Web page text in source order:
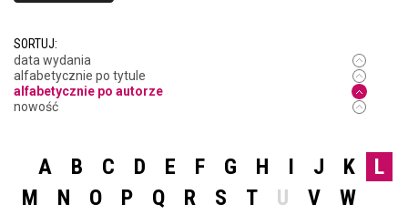
SORTUJ:
data wydania
alfabetycznie po tytule
alfabetycznie po autorze
nowość
A B C D E F G H I J K
L
M
N O P Q R S T U V
W